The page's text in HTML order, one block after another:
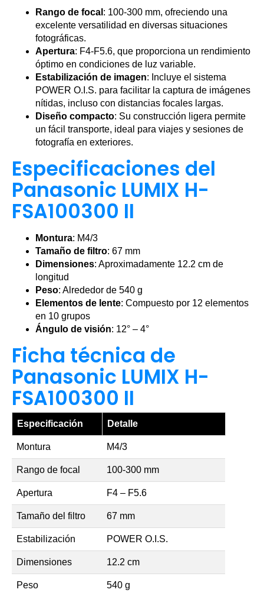
Rango de focal : 100-300 mm, ofreciendo una
excelente versatilidad en diversas situaciones
fotográficas.
Apertura: F4-F5.6, que proporciona un rendimiento
óptimo en condiciones de luz variable.
Estabilización de imagen: Incluye el sistema
POWER O.I.S. para facilitar la captura de imágenes
nítidas, incluso con distancias focales largas.
Diseño compacto: Su construcción ligera permite
un fácil transporte, ideal para viajes y sesiones de
fotografía en exteriores.
Especificaciones del
Panasonic LUMIX H-
FSA100300 II
Montura: M4/3
Tamaño de filtro: 67 mm
Dimensiones: Aproximadamente 12.2 cm de
longitud
Peso: Alrededor de 540 g
Elementos de lente: Compuesto por 12 elementos
en 10 grupos
Ángulo de visión: 12° – 4°
Ficha técnica de
Panasonic LUMIX H-
FSA100300 II
Especificación Detalle
Montura M4/3
Rango de focal 100-300 mm
Apertura F4 – F5.6
Tamaño del filtro 67 mm
Estabilización POWER O.I.S.
Dimensiones 12.2 cm
Peso 540 g